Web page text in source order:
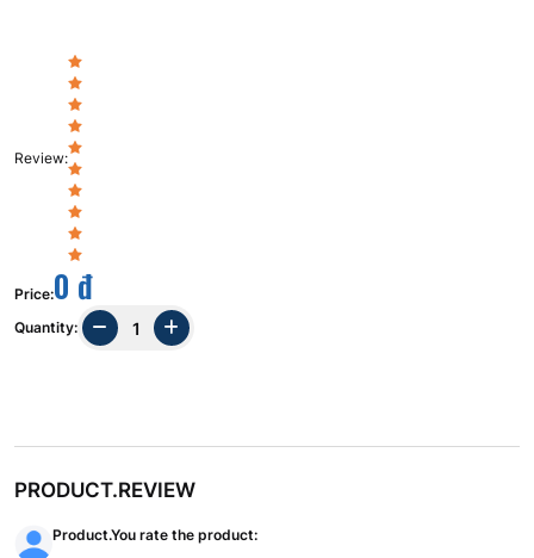
Review:
Price:0 đ
Quantity:
PRODUCT.REVIEW
Product.You rate the product: